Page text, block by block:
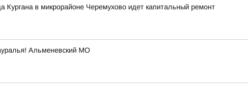
Кургана в микрорайоне Черемухово идет капитальный ремонт
Альменевский МО